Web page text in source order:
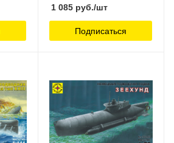
1 085руб./шт
Подписаться